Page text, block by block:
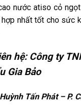
nước atiso cỏ
nhất tốt cho sức
hệ: Công ty
Gia Bảo
Tấn Phát – P.